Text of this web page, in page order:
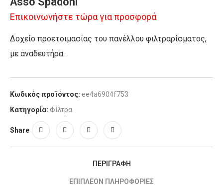
Επικοινωνήστε τώρα για προσφορά
Δοχείο προετοιμασίας του πανέλλου φιλτραρίσματος,
με αναδευτήρα.
Κωδικός προϊόντος: ee4a6904f753
Κατηγορία: Φίλτρα
Share
ΠΕΡΙΓΡΑΦΉ
ΕΠΙΠΛΈΟΝ ΠΛΗΡΟΦΟΡΊΕΣ